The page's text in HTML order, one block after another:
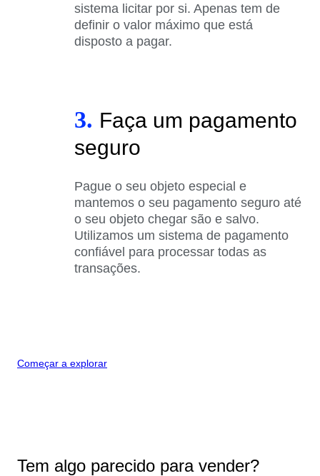
sistema licitar por si. Apenas tem de
definir o valor máximo que está
disposto a pagar.
3. Faça um pagamento
seguro
Pague o seu objeto especial e
mantemos o seu pagamento seguro até
o seu objeto chegar são e salvo.
Utilizamos um sistema de pagamento
confiável para processar todas as
transações.
Começar a explorar
Tem algo parecido para vender?